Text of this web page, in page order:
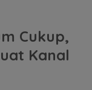
Cukup,
Kanal